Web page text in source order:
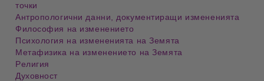
точки
Антропологични данни, документиращи измененията
Философия на изменението
Психология на измененията на Земята
Метафизика на изменението на Земята
Религия
Духовност